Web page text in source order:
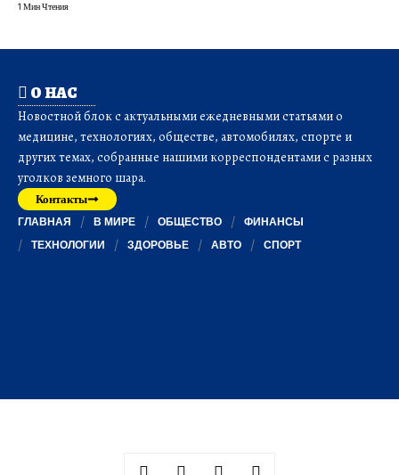
1 Мин Чтения
О НАС
Новостной блок с актуальными ежедневными статьями о
медицине, технологиях, обществе, автомобилях, спорте и
других темах, собранные нашими корреспондентами с разных
уголков земного шара.
Контакты
ГЛАВНАЯ В МИРЕ ОБЩЕСТВО
ФИНАНСЫ
ТЕХНОЛОГИИ
ЗДОРОВЬЕ АВТО СПОРТ